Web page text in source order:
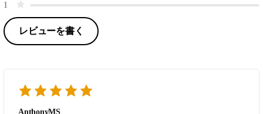
1
レビューを書く
AnthonyMS